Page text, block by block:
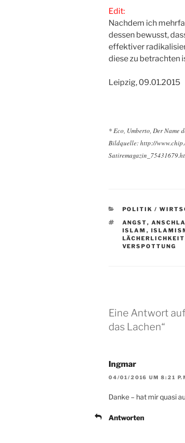
Edit:
Nachdem ich
dessen bewusst,
effektiver
diese zu betrachten
Leipzig, 09.01.2015
* Eco, Umberto, Der Name
Bildquelle: http://
KATEGORIEN
POLITIK /
SCHLAGWÖRTER
ANGST,
ISLAM ,
LÄCHERLICHKEIT
VERSPOTTUNG
Eine Antwort
das Lachen“
Ingmar
04/01/2016 UM 8:21
Danke – hat mir quasi
Antworten